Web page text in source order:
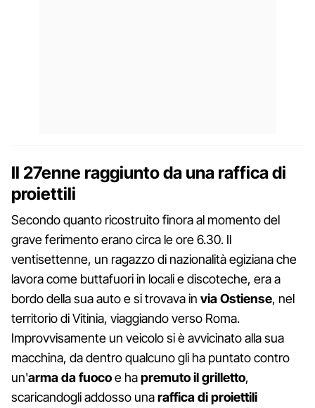
Il 27enne raggiunto da una raffica di
proiettili
Secondo quanto ricostruito finora al momento del
grave ferimento erano circa le ore 6.30. Il
ventisettenne, un ragazzo di nazionalità egiziana che
lavora come buttafuori in locali e discoteche, era a
bordo della sua auto e si trovava in via Ostiense, nel
territorio di Vitinia, viaggiando verso Roma.
Improvvisamente un veicolo si è avvicinato alla sua
macchina, da dentro qualcuno gli ha puntato contro
un'arma da fuocoe hapremuto il grilletto,
scaricandogli addosso unaraffica di proiettili